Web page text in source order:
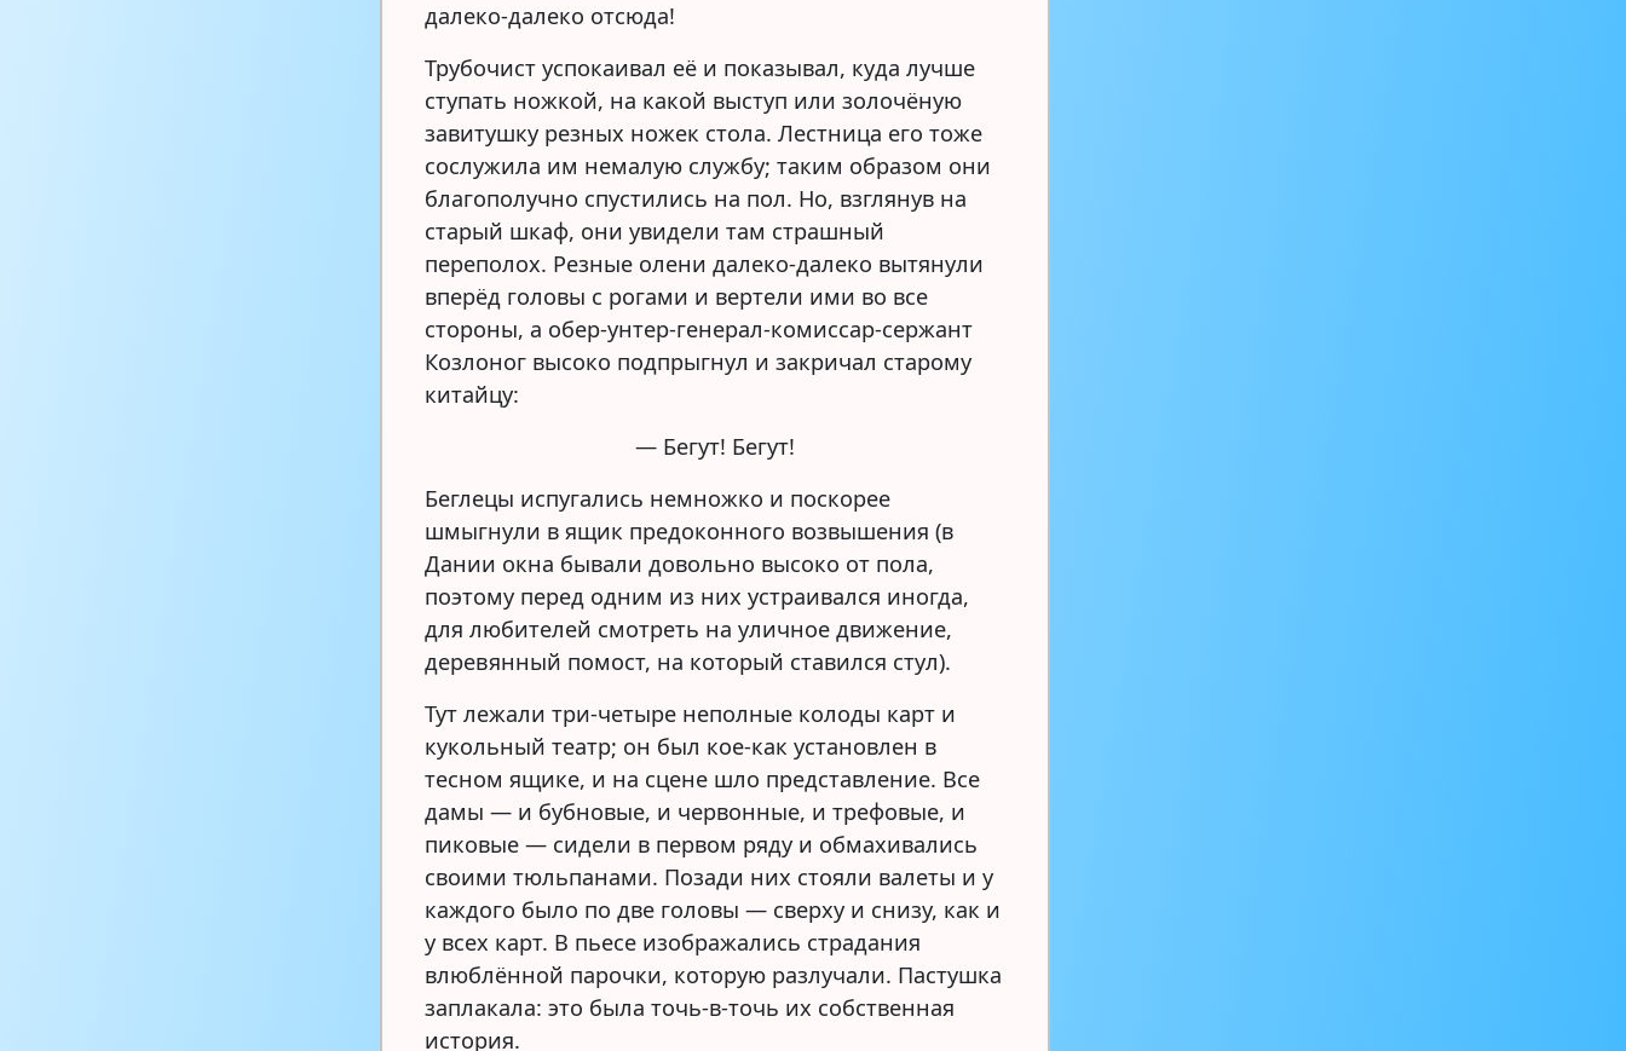
далеко-далеко отсюда!
Трубочист успокаивал её и показывал, куда лучше
ступать ножкой, на какой выступ или золочёную
завитушку резных ножек стола. Лестница его тоже
сослужила им немалую службу; таким образом они
благополучно спустились на пол. Но, взглянув на
старый шкаф, они увидели там страшный
переполох. Резные олени далеко-далеко вытянули
вперёд головы с рогами и вертели ими во все
стороны, а обер-унтер-генерал-комиссар-сержант
Козлоног высоко подпрыгнул и закричал старому
китайцу:
— Бегут! Бегут!
Беглецы испугались немножко и поскорее
шмыгнули в ящик предоконного возвышения (в
Дании окна бывали довольно высоко от пола,
поэтому перед одним из них устраивался иногда,
для любителей смотреть на уличное движение,
деревянный помост, на который ставился стул).
Тут лежали три-четыре неполные колоды карт и
кукольный театр; он был кое-как установлен в
тесном ящике, и на сцене шло представление. Все
дамы — и бубновые, и червонные, и трефовые, и
пиковые — сидели в первом ряду и обмахивались
своими тюльпанами. Позади них стояли валеты и у
каждого было по две головы — сверху и снизу, как и
у всех карт. В пьесе изображались страдания
влюблённой парочки, которую разлучали. Пастушка
заплакала: это была точь-в-точь их собственная
история.